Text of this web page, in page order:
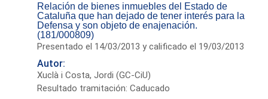
Relación de bienes inmuebles del Estado de
Cataluña que han dejado de tener interés para la
Defensa y son objeto de enajenación.
(181/000809)
Presentado el 14/03/2013 y calificado el 19/03/2013
Autor:
Xuclà i Costa, Jordi (GC-CiU)
Resultado tramitación: Caducado